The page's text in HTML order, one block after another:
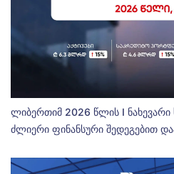
ლიბერთიმ 2026 წლის I
ძლიერი ფინანსური შედეგებით